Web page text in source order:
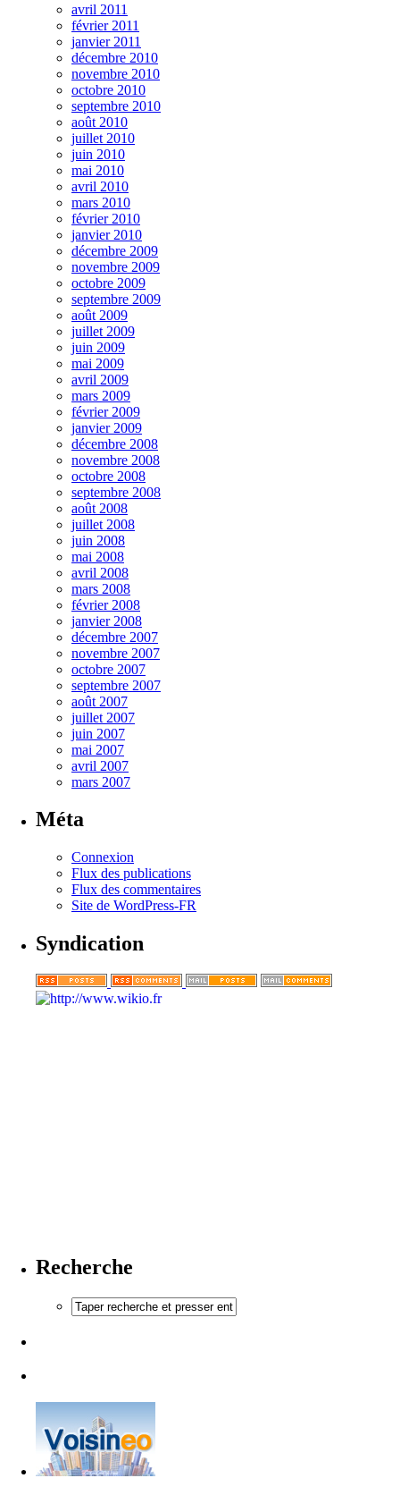
avril 2011
février 2011
janvier 2011
décembre 2010
novembre 2010
octobre 2010
septembre 2010
août 2010
juillet 2010
juin 2010
mai 2010
avril 2010
mars 2010
février 2010
janvier 2010
décembre 2009
novembre 2009
octobre 2009
septembre 2009
août 2009
juillet 2009
juin 2009
mai 2009
avril 2009
mars 2009
février 2009
janvier 2009
décembre 2008
novembre 2008
octobre 2008
septembre 2008
août 2008
juillet 2008
juin 2008
mai 2008
avril 2008
mars 2008
février 2008
janvier 2008
décembre 2007
novembre 2007
octobre 2007
septembre 2007
août 2007
juillet 2007
juin 2007
mai 2007
avril 2007
mars 2007
Méta
Connexion
Flux des publications
Flux des commentaires
Site de WordPress-FR
Syndication
Recherche